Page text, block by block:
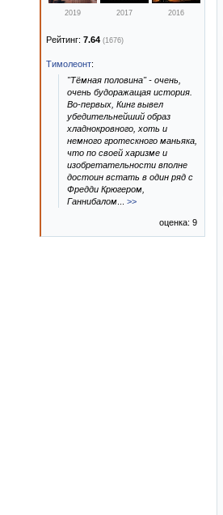
2019 2017 2016
Рейтинг: 7.64 (1676)
Тимолеонт:
"Тёмная половина" - очень,
очень будоражащая история.
Во-первых, Кинг вывел
убедительнейший образ
хладнокровного, хоть и
немного гротескного маньяка,
что по своей харизме и
изобретательности вполне
достоин встать в один ряд с
Фредди Крюгером,
Ганнибалом
>>
оценка: 9